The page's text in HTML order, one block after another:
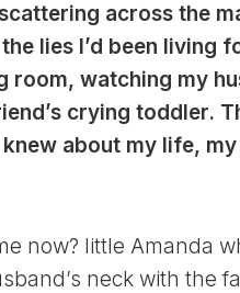
ДЕНЬ
9
ЛУННЫЙ
10
ЛУННЫЙ
ЛУННЫЙ
ЛУННЫЙ
КАЛЕНДАРЬ
ОКРАСКИ
ВОЛОС
В
МЕСЯЦ
ВОЛОС
В
НЕДЕЛЮ
across the
lies I’d been living
room, watching my
crying toddler.
about my life,
now? little Amanda
neck with the